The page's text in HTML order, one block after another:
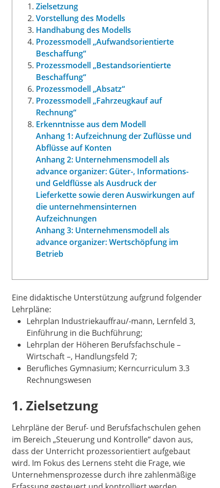
Zielsetzung
Vorstellung des Modells
Handhabung des Modells
Prozessmodell „Aufwandsorientierte
Beschaffung“
Prozessmodell „Bestandsorientierte
Beschaffung“
Prozessmodell „Absatz“
Prozessmodell „Fahrzeugkauf auf
Rechnung“
Erkenntnisse aus dem Modell
Anhang 1: Aufzeichnung der Zuflüsse und
Abflüsse auf Konten
Anhang 2: Unternehmensmodell als
advance organizer: Güter-, Informations-
und Geldflüsse als Ausdruck der
Lieferkette sowie deren Auswirkungen auf
die unternehmensinternen
Aufzeichnungen
Anhang 3: Unternehmensmodell als
advance organizer: Wertschöpfung im
Betrieb
Eine didaktische Unterstützung aufgrund folgender
Lehrpläne:
Lehrplan Industriekauffrau/-mann, Lernfeld 3,
Einführung in die Buchführung;
Lehrplan der Höheren Berufsfachschule –
Wirtschaft –, Handlungsfeld 7;
Berufliches Gymnasium; Kerncurriculum 3.3
Rechnungswesen
1. Zielsetzung
Lehrpläne der Beruf- und Berufsfachschulen gehen
im Bereich „Steuerung und Kontrolle“ davon aus,
dass der Unterricht prozessorientiert aufgebaut
wird. Im Fokus des Lernens steht die Frage, wie
Unternehmensprozesse durch ihre zahlenmäßige